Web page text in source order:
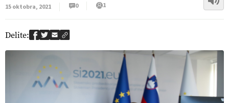
15 oktobra, 2021
0 1
Delite: